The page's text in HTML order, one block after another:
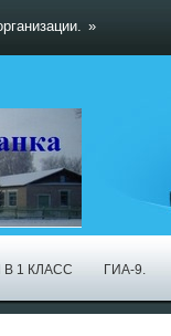
»
1 КЛАСС ГИА-9.